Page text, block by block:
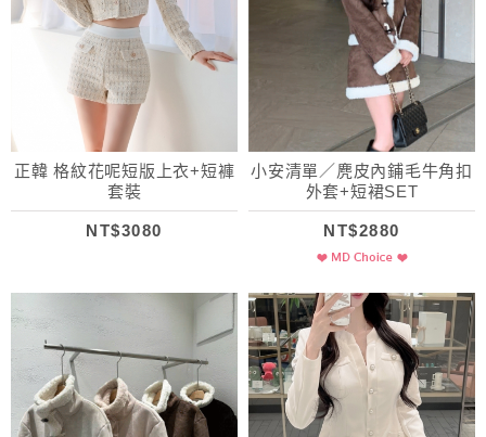
正韓 格紋花呢短版上衣+短褲
套裝
NT$3080
小安清單／麂皮內鋪毛牛角扣
外套+短裙SET
NT$2880